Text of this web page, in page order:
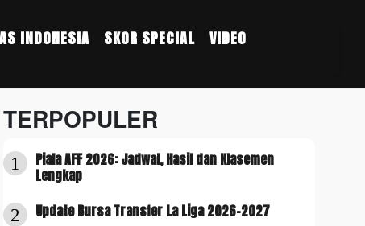
INDONESIA SKOR SPECIAL VIDEO
TERPOPULER
1
Piala AFF 2026: Jadwal, Hasil dan Klasemen
Lengkap
2 Update Bursa Transfer La Liga 2026-2027